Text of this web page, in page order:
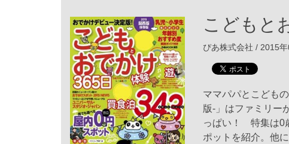
こどもと
ぴあ株式会社 / 2015
ママパパとこども
版-」はファミリー
っぱい！ 特集は0
ポットを紹介。他